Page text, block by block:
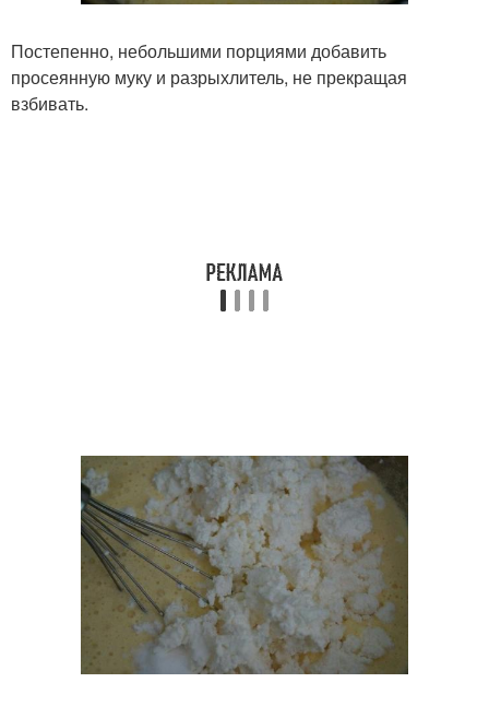
Постепенно, небольшими порциями добавить
просеянную муку и разрыхлитель, не прекращая
взбивать.